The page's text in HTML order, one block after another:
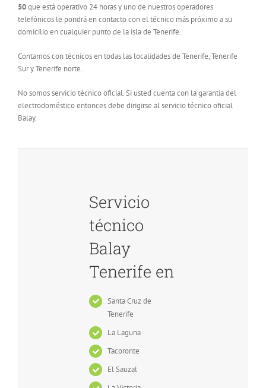
50que está operativo 24 horas y uno de nuestros operadores
telefónicos le pondrá en contacto con el técnico más próximo a su
domicilio en cualquier punto de la isla de Tenerife.
Contamos con técnicos en todas las localidades de Tenerife, Tenerife
Sur y Tenerife norte.
No somos servicio técnico oficial. Si usted cuenta con la garantía del
electrodoméstico entonces debe dirigirse al servicio técnico oficial
Balay.
Servicio
técnico
Balay
Tenerife en
Santa Cruz de
Tenerife
La Laguna
Tacoronte
El Sauzal